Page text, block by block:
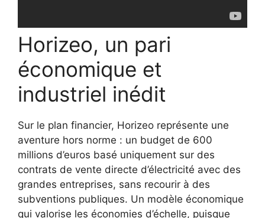
Horizeo, un pari
économique et
industriel inédit
Sur le plan financier, Horizeo représente une
aventure hors norme : un budget de 600
millions d’euros basé uniquement sur des
contrats de vente directe d’électricité avec des
grandes entreprises, sans recourir à des
subventions publiques. Un modèle économique
qui valorise les économies d’échelle, puisque